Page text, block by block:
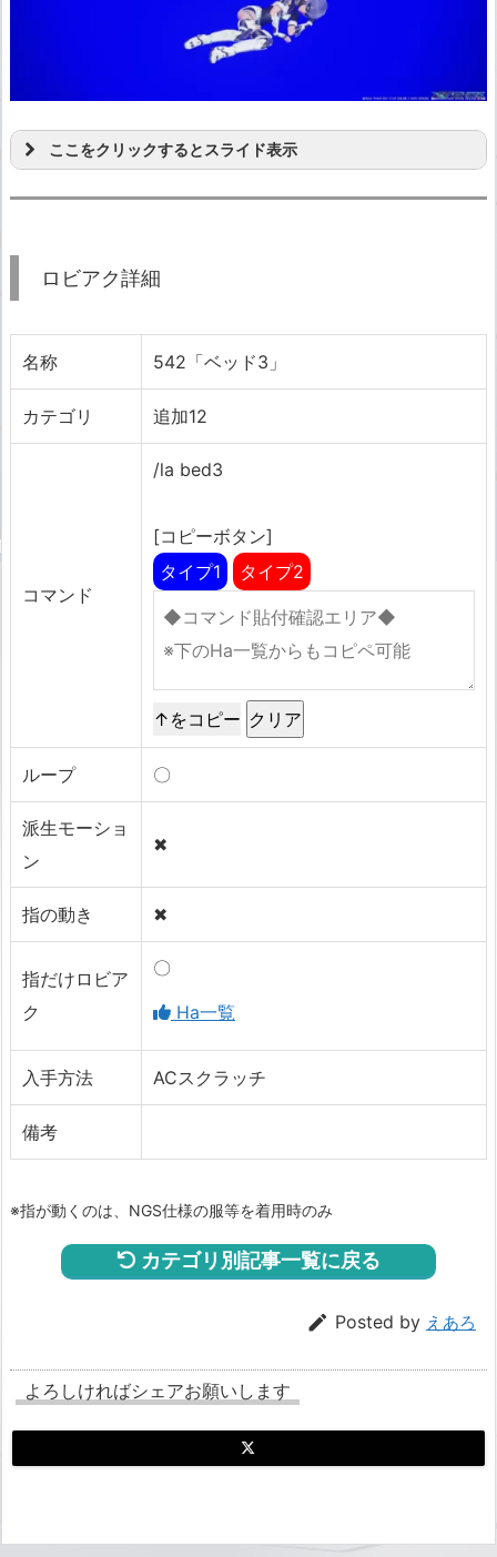
ここをクリックするとスライド表示
ロビアク詳細
名称 542「ベッド3」
カテゴリ 追加12
コマンド
/la bed3
[コピーボタン]
タイプ1
タイプ2
↑をコピー
ループ 〇
派生モーショ
ン
✖
指の動き ✖
指だけロビア
ク
〇
Ha一覧
入手方法 ACスクラッチ
備考
※指が動くのは、NGS仕様の服等を着用時のみ
カテゴリ別記事一覧に戻る
 Posted by えあろ
よろしければシェアお願いします